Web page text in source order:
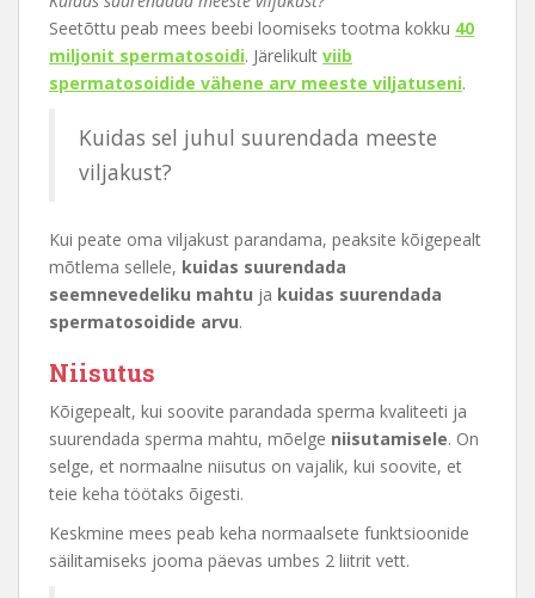
Seetõttu peab mees beebi loomiseks tootma kokku 40
miljonit spermatosoidi. Järelikult viib
spermatosoidide vähene arv meeste viljatuseni.
Kuidas sel juhul suurendada meeste
viljakust?
Kui peate oma viljakust parandama, peaksite kõigepealt
mõtlema sellele, kuidas suurendada
seemnevedeliku mahtu ja kuidas suurendada
spermatosoidide arvu.
Niisutus
Kõigepealt, kui soovite parandada sperma kvaliteeti ja
suurendada sperma mahtu, mõelge niisutamisele. On
selge, et normaalne niisutus on vajalik, kui soovite, et
teie keha töötaks õigesti.
Keskmine mees peab keha normaalsete funktsioonide
säilitamiseks jooma päevas umbes 2 liitrit vett.